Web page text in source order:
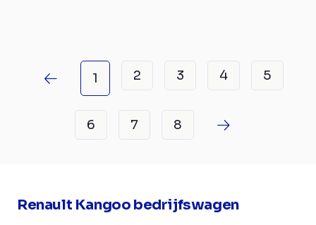
1 2 3 4 5
6 7 8
Renault Kangoo bedrijfswagen